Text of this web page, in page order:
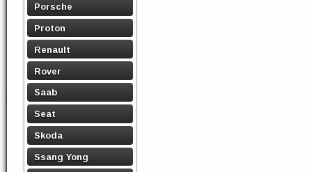
Porsche
Proton
Renault
Rover
Saab
Seat
Skoda
Ssang Yong